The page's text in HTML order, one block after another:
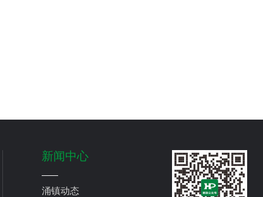
新闻中心
涌镇动态